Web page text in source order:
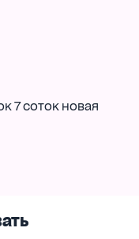
7 соток новая